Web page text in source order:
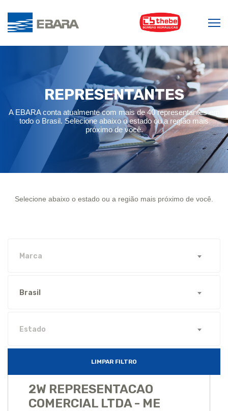
REPRESENTANTES
A EBARA conta atualmente com mais de 40 representantes em
todo o Brasil. Selecione abaixo o estado ou a região mais
próximo de você.
Selecione abaixo o estado ou a região mais próximo de você.
Marca
Brasil
Estado
LIMPAR FILTRO
2W REPRESENTACAO
COMERCIAL LTDA - ME